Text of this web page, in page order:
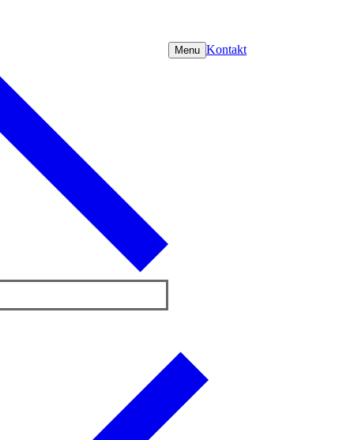
Menu Kontakt